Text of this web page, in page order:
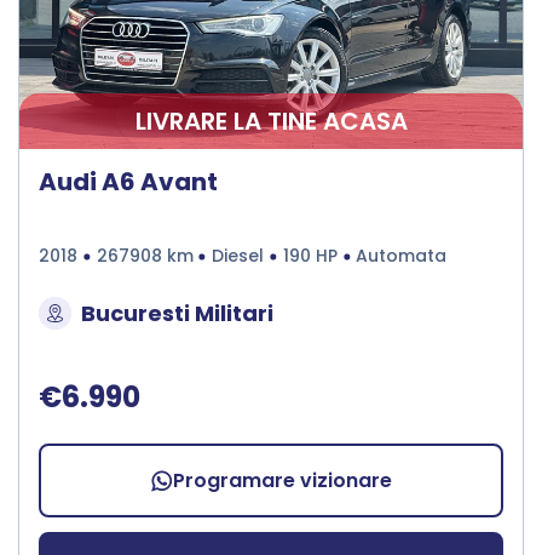
LIVRARE LA TINE ACASA
Audi A6 Avant
2018 267908 km Diesel 190 HP Automata
Bucuresti Militari
€6.990
Programare vizionare